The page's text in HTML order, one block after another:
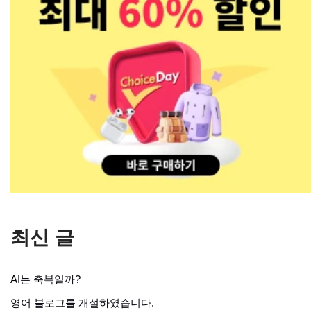
최신 글
AI는 축복일까?
영어 블로그를 개설하였습니다.